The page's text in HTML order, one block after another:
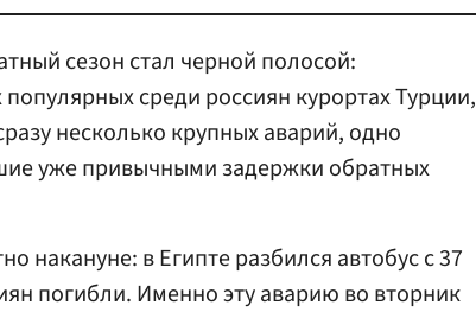
сезон стал черной полосой:
среди россиян курортах Турции,
несколько крупных аварий, одно
уже привычными задержки обратных
накануне: в Египте разбился автобус с 37
погибли. Именно эту аварию во вторник